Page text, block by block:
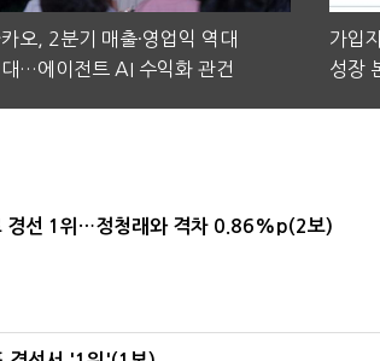
오, 2분기 매출·영업익 역대
대…에이전트 AI 수익화 관건
가입
성장
경선 1위…정청래와 격차 0.86%p(2보)